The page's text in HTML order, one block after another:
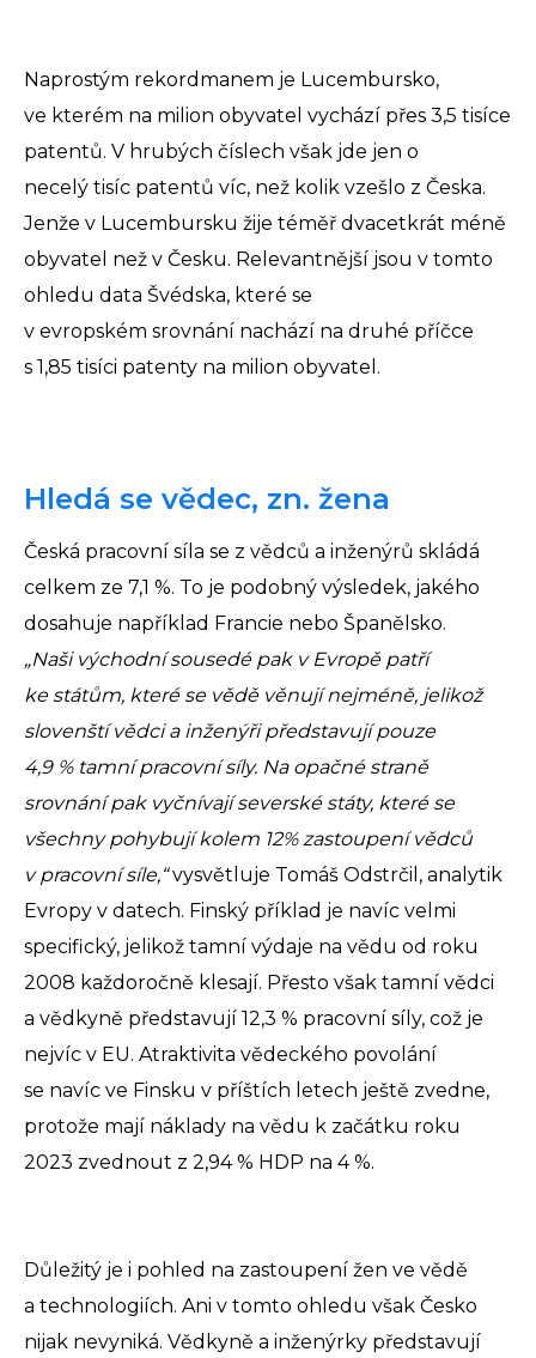
Naprostým rekordmanem je Lucembursko,
ve kterém na milion obyvatel vychází přes 3,5 tisíce
patentů. V hrubých číslech však jde jen o
necelý tisíc patentů víc, než kolik vzešlo z Česka.
Jenže v Lucembursku žije téměř dvacetkrát méně
obyvatel než v Česku. Relevantnější jsou v tomto
ohledu data Švédska, které se
v evropském srovnání nachází na druhé příčce
s 1,85 tisíci patenty na milion obyvatel.
Hledá se vědec, zn. žena
Česká pracovní síla se z vědců a inženýrů skládá
celkem ze 7,1 %. To je podobný výsledek, jakého
dosahuje například Francie nebo Španělsko.
„Naši východní sousedé pak v Evropě patří
ke státům, které se vědě věnují nejméně, jelikož
slovenští vědci a inženýři představují pouze
4,9 % tamní pracovní síly. Na opačné straně
srovnání pak vyčnívají severské státy, které se
všechny pohybují kolem 12% zastoupení vědců
v pracovní síle,“vysvětluje Tomáš Odstrčil, analytik
Evropy v datech. Finský příklad je navíc velmi
specifický, jelikož tamní výdaje na vědu od roku
2008 každoročně klesají. Přesto však tamní vědci
a vědkyně představují 12,3 % pracovní síly, což je
nejvíc v EU. Atraktivita vědeckého povolání
se navíc ve Finsku v příštích letech ještě zvedne,
protože mají náklady na vědu k začátku roku
2023 zvednout z 2,94 % HDP na 4 %.
Důležitý je i pohled na zastoupení žen ve vědě
a technologiích. Ani v tomto ohledu však Česko
nijak nevyniká. Vědkyně a inženýrky představují